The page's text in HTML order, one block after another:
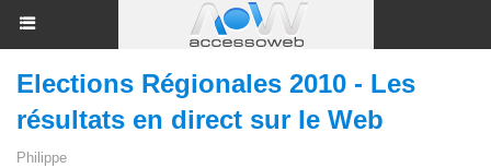
Elections Régionales 2010 - Les
résultats en direct sur le Web
Philippe